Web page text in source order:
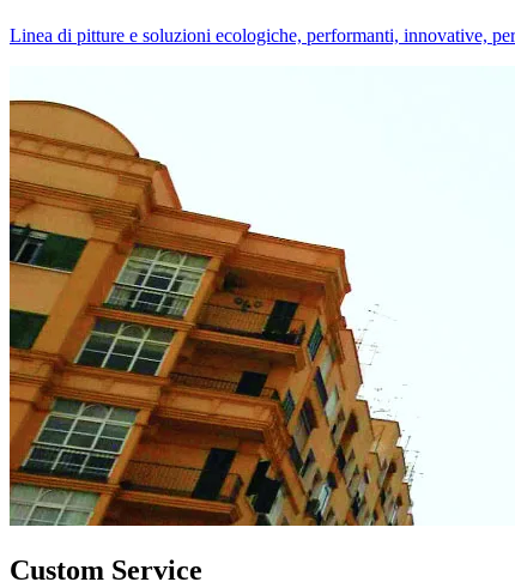
Linea di pitture e soluzioni ecologiche, performanti, innovative,
Custom Service